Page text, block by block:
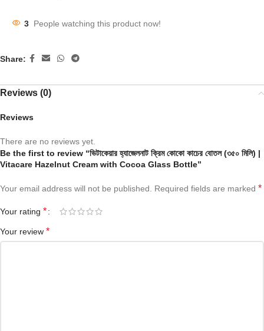
3 People watching this product now!
Share:
Reviews (0)
Reviews
There are no reviews yet.
Be the first to review “ভিটাকেয়ার হ্যাজেলনাট ক্রিম কোকো কাচের বোতল (৩৫০ মিলি) |
Vitacare Hazelnut Cream with Cocoa Glass Bottle”
Your email address will not be published. Required fields are marked *
Your rating *
Your review *